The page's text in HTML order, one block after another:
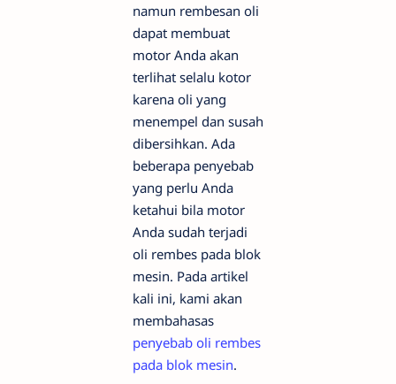
namun rembesan oli
dapat membuat
motor Anda akan
terlihat selalu kotor
karena oli yang
menempel dan susah
dibersihkan. Ada
beberapa penyebab
yang perlu Anda
ketahui bila motor
Anda sudah terjadi
oli rembes pada blok
mesin. Pada artikel
kali ini, kami akan
membahasas
penyebab oli rembes
pada blok mesin.